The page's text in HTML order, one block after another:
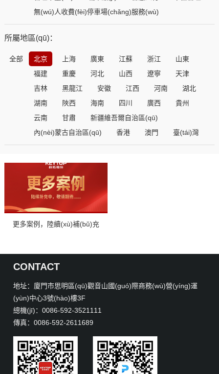
無(wú)人收費(fèi)停車場(chǎng)服務(wù)
所屬地區(qū)：
全部 北京 上海 廣東 江蘇 浙江
山東
福建
重慶 河北 山西 遼寧
天津
吉林
黑龍江 安徽 江西 河南
湖北
湖南
陜西 海南 四川 廣西
貴州
云南
甘肅
新疆維吾爾自治區(qū)
內(nèi)蒙古自治區(qū)
香港 澳門 臺(tái)灣
更多案例，陸續(xù)補(bǔ)充
CONTACT
地址：廈門市思明區(qū)觀音山國(guó)際商務(wù)營(yíng)運
(yùn)中心3號(hào)樓3F
總機(jī)：0086-592-3521111
傳真：0086-592-2611689